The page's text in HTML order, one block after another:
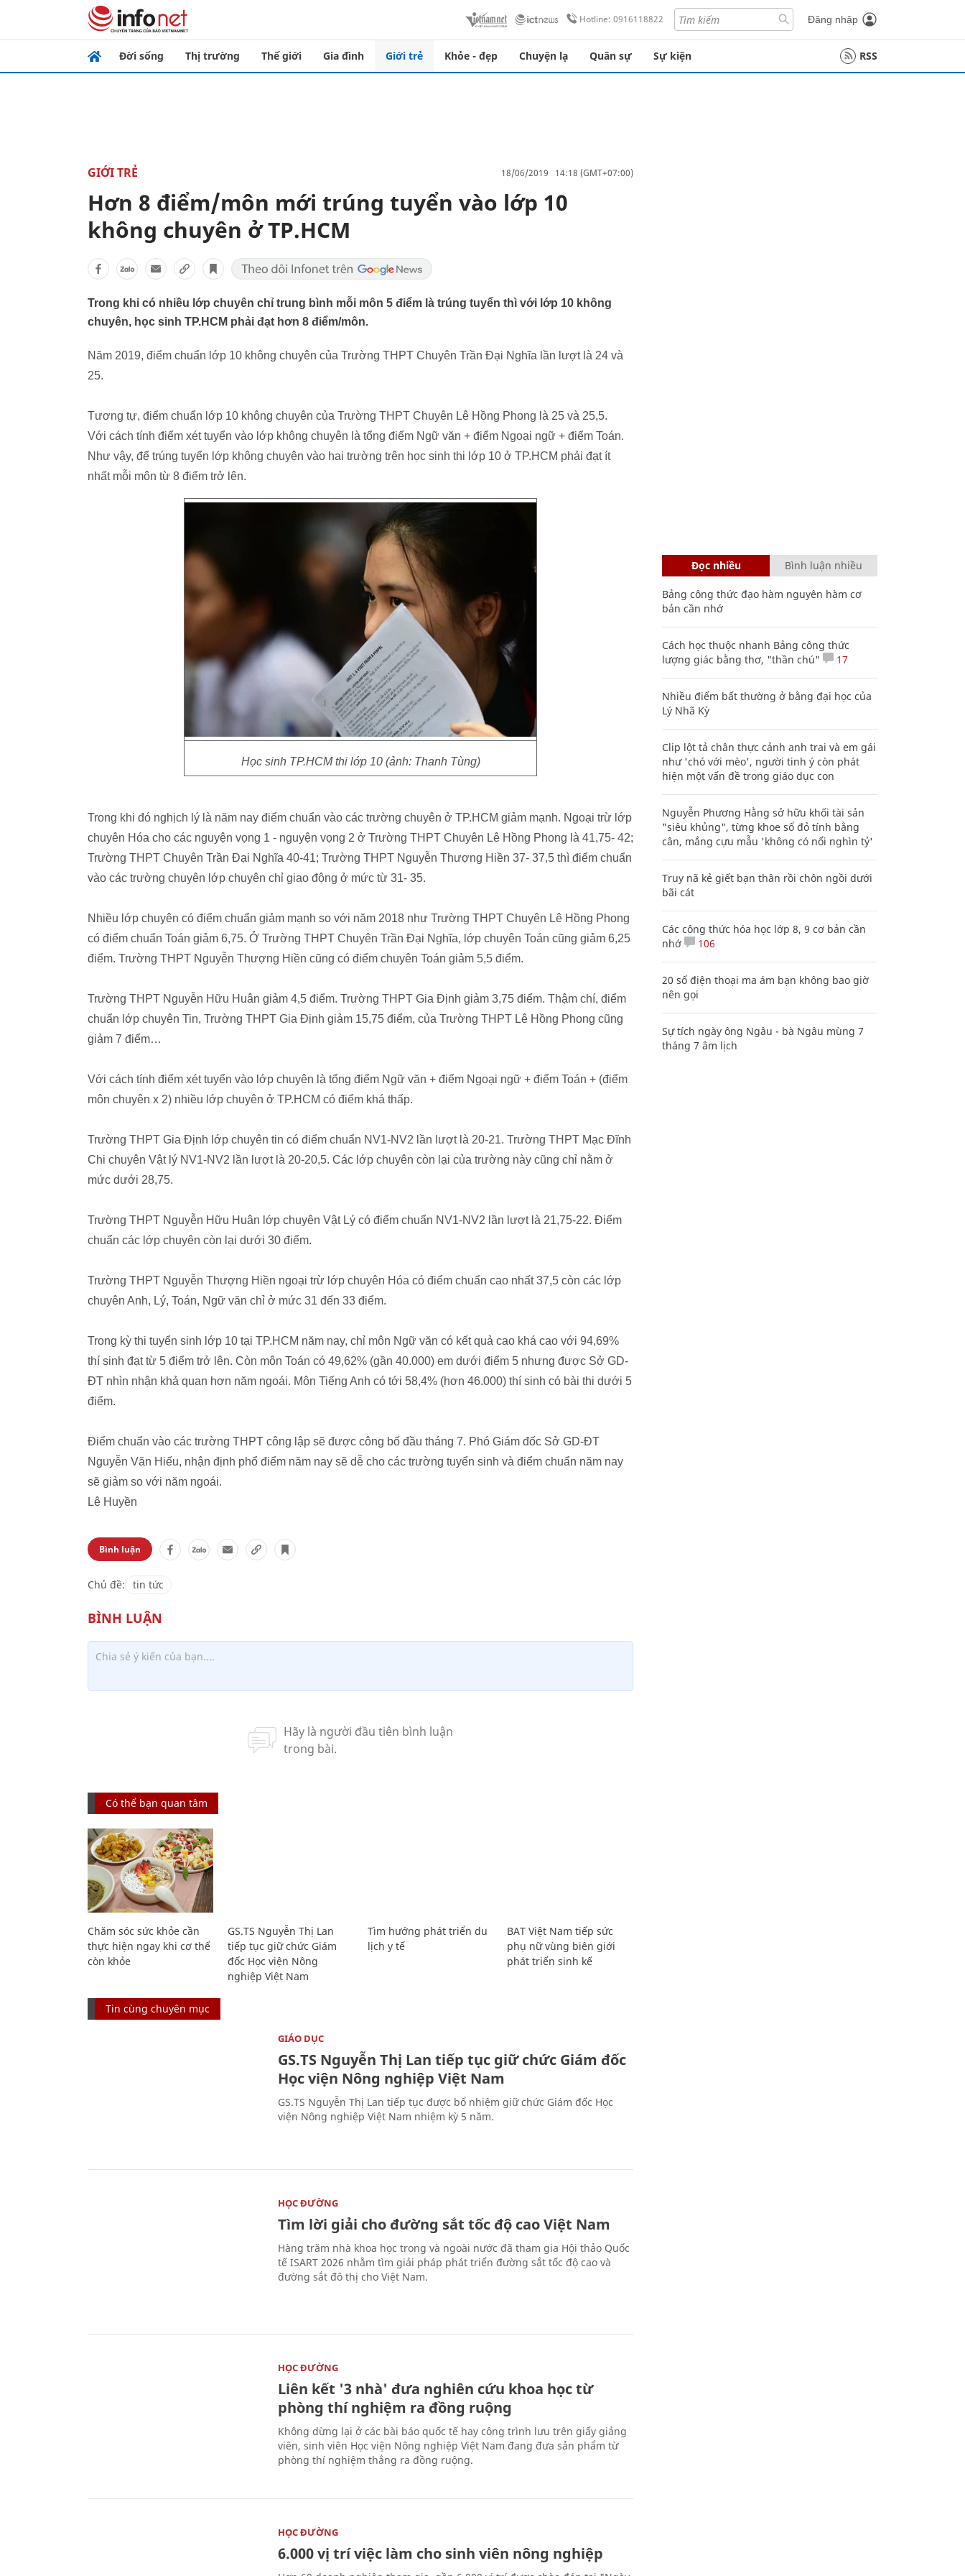
Hotline: 0916118822 Đăng nhập
Đời sống Thị trường Thế giới Gia đình Giới trẻ Khỏe - đẹp Chuyện lạ Quân sự Sự kiện RSS
GIỚI TRẺ 18/06/2019 14:18 (GMT+07:00)
Hơn 8 điểm/môn mới trúng tuyển vào lớp 10
không chuyên ở TP.HCM
Trong khi có nhiều lớp chuyên chỉ trung bình mỗi môn 5 điểm là trúng tuyển thì với lớp 10 không
chuyên, học sinh TP.HCM phải đạt hơn 8 điểm/môn.
Năm 2019, điểm chuẩn lớp 10 không chuyên của Trường THPT Chuyên Trần Đại Nghĩa lần lượt là 24 và
25.
Tương tự, điểm chuẩn lớp 10 không chuyên của Trường THPT Chuyên Lê Hồng Phong là 25 và 25,5.
Với cách tính điểm xét tuyển vào lớp không chuyên là tổng điểm Ngữ văn + điểm Ngoại ngữ + điểm Toán.
Như vậy, để trúng tuyển lớp không chuyên vào hai trường trên học sinh thi lớp 10 ở TP.HCM phải đạt ít
nhất mỗi môn từ 8 điểm trở lên.
Học sinh TP.HCM thi lớp 10 (ảnh: Thanh Tùng)
Trong khi đó nghịch lý là năm nay điểm chuẩn vào các trường chuyên ở TP.HCM giảm mạnh. Ngoại trừ lớp
chuyên Hóa cho các nguyện vọng 1 - nguyện vọng 2 ở Trường THPT Chuyên Lê Hồng Phong là 41,75- 42;
Trường THPT Chuyên Trần Đại Nghĩa 40-41; Trường THPT Nguyễn Thượng Hiền 37- 37,5 thì điểm chuẩn
vào các trường chuyên lớp chuyên chỉ giao động ở mức từ 31- 35.
Nhiều lớp chuyên có điểm chuẩn giảm mạnh so với năm 2018 như Trường THPT Chuyên Lê Hồng Phong
có điểm chuẩn Toán giảm 6,75. Ở Trường THPT Chuyên Trần Đại Nghĩa, lớp chuyên Toán cũng giảm 6,25
điểm. Trường THPT Nguyễn Thượng Hiền cũng có điểm chuyên Toán giảm 5,5 điểm.
Trường THPT Nguyễn Hữu Huân giảm 4,5 điểm. Trường THPT Gia Định giảm 3,75 điểm. Thậm chí, điểm
chuẩn lớp chuyên Tin, Trường THPT Gia Định giảm 15,75 điểm, của Trường THPT Lê Hồng Phong cũng
giảm 7 điểm…
Với cách tính điểm xét tuyển vào lớp chuyên là tổng điểm Ngữ văn + điểm Ngoại ngữ + điểm Toán + (điểm
môn chuyên x 2) nhiều lớp chuyên ở TP.HCM có điểm khá thấp.
Trường THPT Gia Định lớp chuyên tin có điểm chuẩn NV1-NV2 lần lượt là 20-21. Trường THPT Mạc Đĩnh
Chi chuyên Vật lý NV1-NV2 lần lượt là 20-20,5. Các lớp chuyên còn lại của trường này cũng chỉ nằm ở
mức dưới 28,75.
Trường THPT Nguyễn Hữu Huân lớp chuyên Vật Lý có điểm chuẩn NV1-NV2 lần lượt là 21,75-22. Điểm
chuẩn các lớp chuyên còn lại dưới 30 điểm.
Trường THPT Nguyễn Thượng Hiền ngoại trừ lớp chuyên Hóa có điểm chuẩn cao nhất 37,5 còn các lớp
chuyên Anh, Lý, Toán, Ngữ văn chỉ ở mức 31 đến 33 điểm.
Trong kỳ thi tuyển sinh lớp 10 tại TP.HCM năm nay, chỉ môn Ngữ văn có kết quả cao khá cao với 94,69%
thí sinh đạt từ 5 điểm trở lên. Còn môn Toán có 49,62% (gần 40.000) em dưới điểm 5 nhưng được Sở GD-
ĐT nhìn nhận khả quan hơn năm ngoái. Môn Tiếng Anh có tới 58,4% (hơn 46.000) thí sinh có bài thi dưới 5
điểm.
Điểm chuẩn vào các trường THPT công lập sẽ được công bố đầu tháng 7. Phó Giám đốc Sở GD-ĐT
Nguyễn Văn Hiếu, nhận định phổ điểm năm nay sẽ dễ cho các trường tuyển sinh và điểm chuẩn năm nay
sẽ giảm so với năm ngoái.
Lê Huyền
Bình luận
Chủ đề: tin tức
Có thể bạn quan tâm
Chăm sóc sức khỏe cần
thực hiện ngay khi cơ thể
còn khỏe
GS.TS Nguyễn Thị Lan
tiếp tục giữ chức Giám
đốc Học viện Nông
nghiệp Việt Nam
Tìm hướng phát triển du
lịch y tế
BAT Việt Nam tiếp sức
phụ nữ vùng biên giới
phát triển sinh kế
Tin cùng chuyên mục
GIÁO DỤC
GS.TS Nguyễn Thị Lan tiếp tục giữ chức Giám đốc
Học viện Nông nghiệp Việt Nam
GS.TS Nguyễn Thị Lan tiếp tục được bổ nhiệm giữ chức Giám đốc Học
viện Nông nghiệp Việt Nam nhiệm kỳ 5 năm.
HỌC ĐƯỜNG
Tìm lời giải cho đường sắt tốc độ cao Việt Nam
Hàng trăm nhà khoa học trong và ngoài nước đã tham gia Hội thảo Quốc
tế ISART 2026 nhằm tìm giải pháp phát triển đường sắt tốc độ cao và
đường sắt đô thị cho Việt Nam.
HỌC ĐƯỜNG
Liên kết '3 nhà' đưa nghiên cứu khoa học từ
phòng thí nghiệm ra đồng ruộng
Không dừng lại ở các bài báo quốc tế hay công trình lưu trên giấy giảng
viên, sinh viên Học viện Nông nghiệp Việt Nam đang đưa sản phẩm từ
phòng thí nghiệm thẳng ra đồng ruộng.
HỌC ĐƯỜNG
6.000 vị trí việc làm cho sinh viên nông nghiệp
Đọc nhiều Bình luận nhiều
Bảng công thức đạo hàm nguyên hàm cơ
bản cần nhớ
Cách học thuộc nhanh Bảng công thức
lượng giác bằng thơ, "thần chú"
17
Nhiều điểm bất thường ở bằng đại học của
Lý Nhã Kỳ
Clip lột tả chân thực cảnh anh trai và em gái
như 'chó với mèo', người tinh ý còn phát
hiện một vấn đề trong giáo dục con
Nguyễn Phương Hằng sở hữu khối tài sản
"siêu khủng", từng khoe sổ đỏ tính bằng
cân, mắng cựu mẫu 'không có nổi nghìn tỷ'
Truy nã kẻ giết bạn thân rồi chôn ngồi dưới
bãi cát
Các công thức hóa học lớp 8, 9 cơ bản cần
nhớ
106
20 số điện thoại ma ám bạn không bao giờ
nên gọi
Sự tích ngày ông Ngâu - bà Ngâu mùng 7
tháng 7 âm lịch